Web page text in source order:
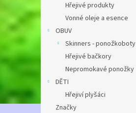
Hřejivé produkty
Vonné oleje a esence
OBUV
Skinners - ponožkoboty
Hřejivé bačkory
Nepromokavé ponožky
DĚTI
Hřejiví plyšáci
Značky